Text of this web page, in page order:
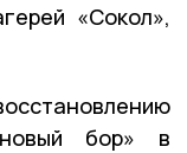
«Сокол»,
бор» в